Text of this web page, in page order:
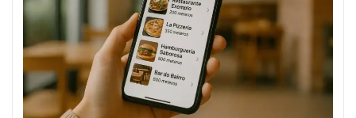
encontrar
reservar